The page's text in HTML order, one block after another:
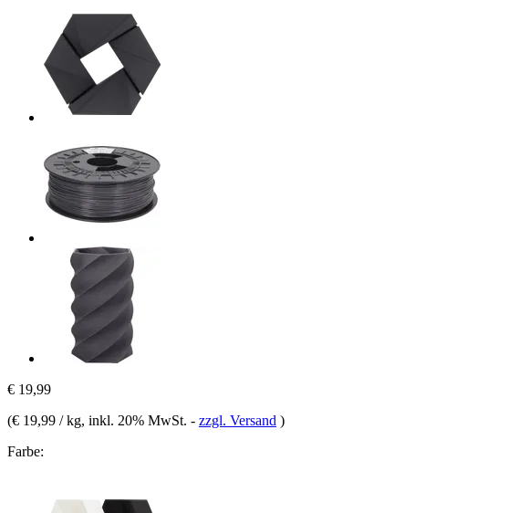
€ 19,99
(€ 19,99 / kg, inkl. 20% MwSt. - zzgl. Versand )
Farbe: